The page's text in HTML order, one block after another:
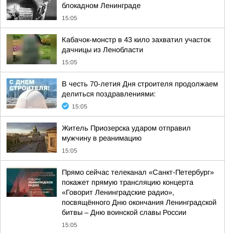
блокадном Ленинграде
15:05
Кабачок-монстр в 43 кило захватил участок
дачницы из Ленобласти
15:05
В честь 70-летия Дня строителя продолжаем
делиться поздравлениями:
15:05
Житель Приозерска ударом отправил
мужчину в реанимацию
15:05
Прямо сейчас телеканал «Санкт-Петербург»
покажет прямую трансляцию концерта
«Говорит Ленинградские радио»,
посвящённого Дню окончания Ленинградской
битвы – Дню воинской славы России
15:05